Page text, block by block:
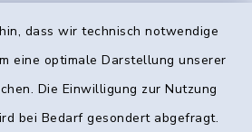
dass wir technisch notwendige
eine optimale Darstellung unserer
Die Einwilligung zur Nutzung
bei Bedarf gesondert abgefragt.
Kontakt